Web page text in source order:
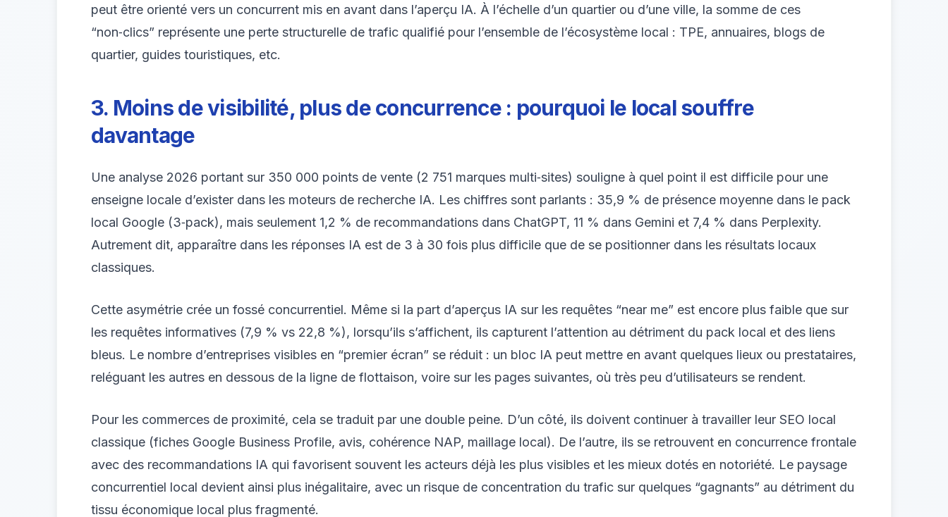
peut être orienté vers un concurrent mis en avant dans l’aperçu IA. À l’échelle d’un quartier ou d’une ville, la somme de ces
“non‑clics” représente une perte structurelle de trafic qualifié pour l’ensemble de l’écosystème local : TPE, annuaires, blogs de
quartier, guides touristiques, etc.
3. Moins de visibilité, plus de concurrence : pourquoi le local souffre
davantage
Une analyse 2026 portant sur 350 000 points de vente (2 751 marques multi‑sites) souligne à quel point il est difficile pour une
enseigne locale d’exister dans les moteurs de recherche IA. Les chiffres sont parlants : 35,9 % de présence moyenne dans le pack
local Google (3‑pack), mais seulement 1,2 % de recommandations dans ChatGPT, 11 % dans Gemini et 7,4 % dans Perplexity.
Autrement dit, apparaître dans les réponses IA est de 3 à 30 fois plus difficile que de se positionner dans les résultats locaux
classiques.
Cette asymétrie crée un fossé concurrentiel. Même si la part d’aperçus IA sur les requêtes “near me” est encore plus faible que sur
les requêtes informatives (7,9 % vs 22,8 %), lorsqu’ils s’affichent, ils capturent l’attention au détriment du pack local et des liens
bleus. Le nombre d’entreprises visibles en “premier écran” se réduit : un bloc IA peut mettre en avant quelques lieux ou prestataires,
reléguant les autres en dessous de la ligne de flottaison, voire sur les pages suivantes, où très peu d’utilisateurs se rendent.
Pour les commerces de proximité, cela se traduit par une double peine. D’un côté, ils doivent continuer à travailler leur SEO local
classique (fiches Google Business Profile, avis, cohérence NAP, maillage local). De l’autre, ils se retrouvent en concurrence frontale
avec des recommandations IA qui favorisent souvent les acteurs déjà les plus visibles et les mieux dotés en notoriété. Le paysage
concurrentiel local devient ainsi plus inégalitaire, avec un risque de concentration du trafic sur quelques “gagnants” au détriment du
tissu économique local plus fragmenté.